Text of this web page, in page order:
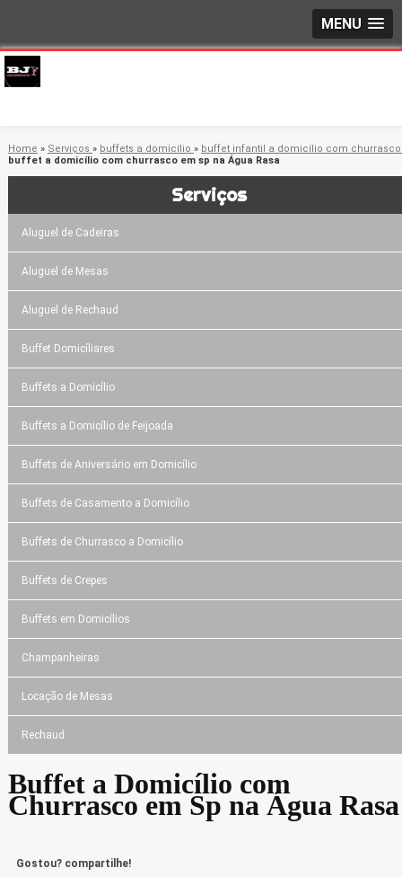
MENU
Home » Serviços » buffets a domicílio » buffet infantil a domicílio com
buffet a domicílio com churrasco em sp na Água Rasa
Serviços
Aluguel de Cadeiras
Aluguel de Mesas
Aluguel de Rechaud
Buffet Domicíliares
Buffets a Domicílio
Buffets a Domicílio de Feijoada
Buffets de Aniversário em Domicílio
Buffets de Casamento a Domicílio
Buffets de Churrasco a Domicílio
Buffets de Crepes
Buffets em Domicílios
Champanheiras
Locação de Mesas
Rechaud
Buffet a Domicílio com
Churrasco em Sp na Água Rasa
Gostou? compartilhe!